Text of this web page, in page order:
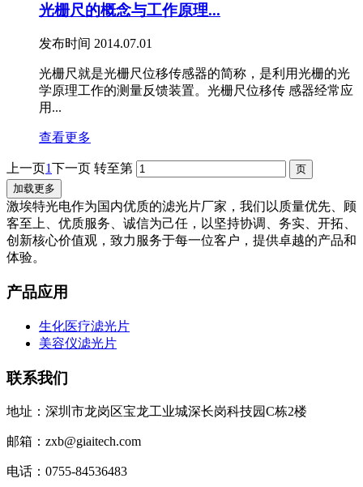
光栅尺的概念与工作原理...
发布时间 2014.07.01
光栅尺就是光栅尺位移传感器的简称，是利用光栅的光
学原理工作的测量反馈装置。光栅尺位移传 感器经常应
用...
查看更多
上一页1下一页 转至第
加载更多
激埃特光电作为国内优质的滤光片厂家，我们以质量优先、顾
客至上、优质服务、诚信为己任，以坚持协调、务实、开拓、
创新核心价值观，致力服务于每一位客户，提供卓越的产品和
体验。
产品应用
生化医疗滤光片
美容仪滤光片
联系我们
地址：深圳市龙岗区宝龙工业城深长岗科技园C栋2楼
邮箱：zxb@giaitech.com
电话：0755-84536483